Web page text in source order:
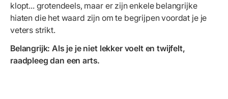
klopt... grotendeels, maar er zijn enkele belangrijke
hiaten die het waard zijn om te begrijpen voordat je je
veters strikt.
Belangrijk: Als je je niet lekker voelt en twijfelt,
raadpleeg dan een arts.